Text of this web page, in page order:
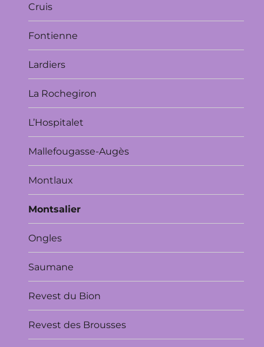
Cruis
Fontienne
Lardiers
La Rochegiron
L’Hospitalet
Mallefougasse-Augès
Montlaux
Montsalier
Ongles
Saumane
Revest du Bion
Revest des Brousses